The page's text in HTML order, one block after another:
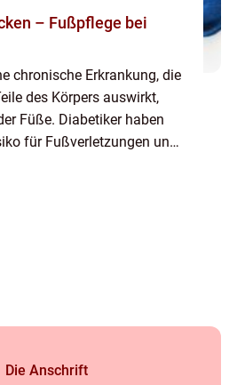
– Fußpflege bei
chronische Erkrankung, die
des Körpers auswirkt,
Füße. Diabetiker haben
für Fußverletzungen und -
Die Anschrift